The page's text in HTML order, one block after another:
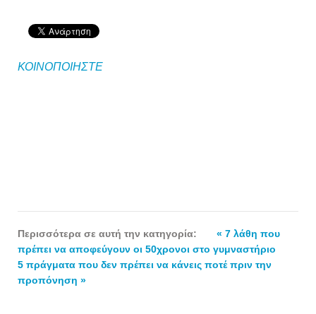
ΚΟΙΝΟΠΟΙΗΣΤΕ
Περισσότερα σε αυτή την κατηγορία:
« 7 λάθη που
πρέπει να αποφεύγουν οι 50χρονοι στο γυμναστήριο
5 πράγματα που δεν πρέπει να κάνεις ποτέ πριν την
προπόνηση »